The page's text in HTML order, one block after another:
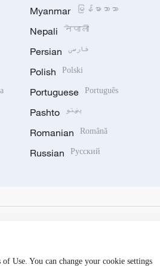
Myanmar မြန်မာဘာသာ
Nepali नेपाली
Persian فارسی
Polish Polski
Portuguese Português
Pashto پښتو
Romanian Română
Russian Русский
Use. You can change your cookie settings